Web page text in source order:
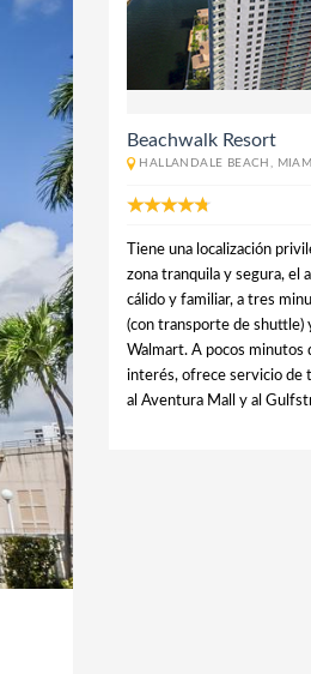
Beachwalk Resort
HALLANDALE BEACH, MIAMI
Tiene una localización
zona tranquila y segura, el
cálido y familiar, a tres
(con transporte de shuttle)
Walmart. A pocos minutos
interés, ofrece servicio de
al Aventura Mall y al